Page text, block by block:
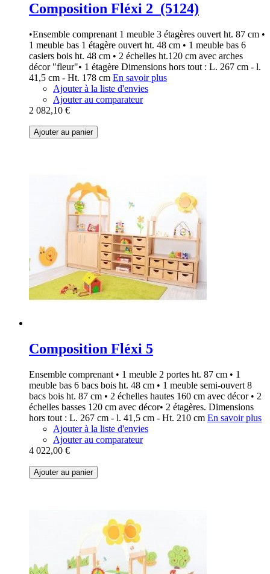
Composition Fléxi 2 (5124)
•Ensemble comprenant 1 meuble 3 étagères ouvert ht. 87 cm •
1 meuble bas 1 étagère ouvert ht. 48 cm • 1 meuble bas 6
casiers bois ht. 48 cm • 2 échelles ht.120 cm avec arches
décor "fleur"• 1 étagère Dimensions hors tout : L. 267 cm - l.
41,5 cm - Ht. 178 cm En savoir plus
Ajouter à la liste d'envies
Ajouter au comparateur
2 082,10 €
Ajouter au panier
Composition Fléxi 5
Ensemble comprenant • 1 meuble 2 portes ht. 87 cm • 1
meuble bas 6 bacs bois ht. 48 cm • 1 meuble semi-ouvert 8
bacs bois ht. 87 cm • 2 échelles hautes 160 cm avec décor • 2
échelles basses 120 cm avec décor• 2 étagères. Dimensions
hors tout : L. 267 cm - l. 41,5 cm - Ht. 210 cm En savoir plus
Ajouter à la liste d'envies
Ajouter au comparateur
4 022,00 €
Ajouter au panier